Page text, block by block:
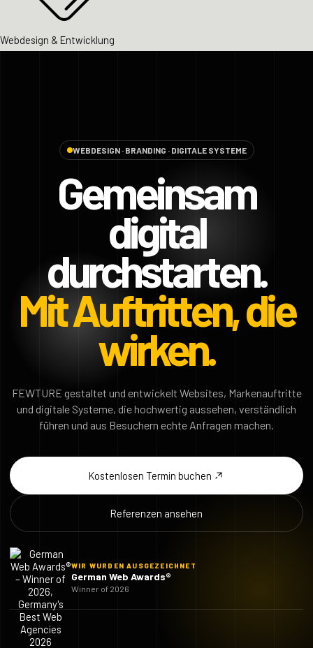
Webdesign & Entwicklung
WEBDESIGN · BRANDING · DIGITALE SYSTEME
Gemeinsam
digital
durchstarten.
Mit Auftritten, die
wirken.
FEWTURE gestaltet und entwickelt Websites, Markenauftritte
und digitale Systeme, die hochwertig aussehen, verständlich
führen und aus Besuchern echte Anfragen machen.
Kostenlosen Termin buchen
Referenzen ansehen
WIR WURDEN AUSGEZEICHNET
German Web Awards®
Winner of 2026